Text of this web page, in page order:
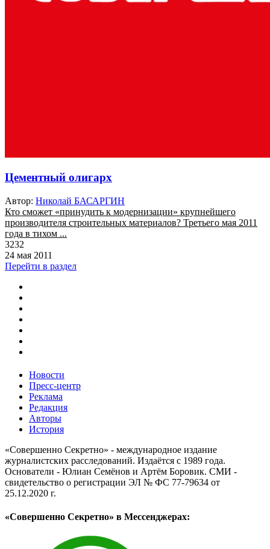
Цементный олигарх
Автор: Николай БАСАРГИН
Кто сможет «принудить к модернизации» крупнейшего
производителя строительных материалов? Третьего мая 2011
года в тихом ...
3232
24 мая 2011
Перейти в раздел
Новости
Пресс-центр
Реклама
Редакция
Авторы
История
«Совершенно Секретно» - международное издание
журналистских расследований. Издаётся с 1989 года.
Основатели - Юлиан Семёнов и Артём Боровик. CМИ -
свидетельство о регистрации ЭЛ № ФС 77-79634 от
25.12.2020 г.
«Совершенно Секретно» в Мессенджерах: